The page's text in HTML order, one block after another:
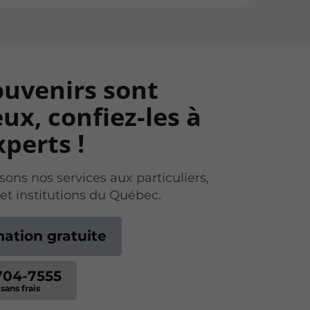
sont
confiez-les à
!
nos services aux particuliers,
institutions du Québec.
gratuite
7555